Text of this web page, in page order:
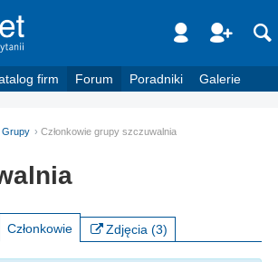
firm Forum Poradniki Galerie
Grupy Członkowie grupy szczuwalnia
Członkowie Zdjęcia (3)